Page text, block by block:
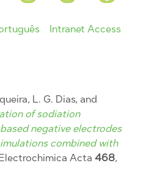
Intranet Access
L. G. Dias, and
of sodiation
negative electrodes
combined with
Acta 468,